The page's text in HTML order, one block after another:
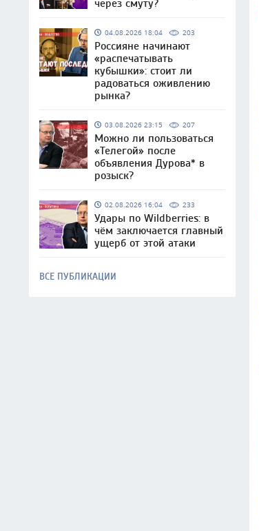
через смуту?
04.08.2026 18:04 203
Россияне начинают
«распечатывать
кубышки»: стоит ли
радоваться оживлению
рынка?
03.08.2026 23:15 207
Можно ли пользоваться
«Телегой» после
объявления Дурова* в
розыск?
02.08.2026 16:04 233
Удары по Wildberries: в
чём заключается главный
ущерб от этой атаки
ВСЕ ПУБЛИКАЦИИ